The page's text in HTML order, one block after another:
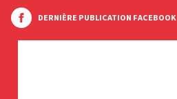
DERNIÈRE PUBLICATION FACEBOOK